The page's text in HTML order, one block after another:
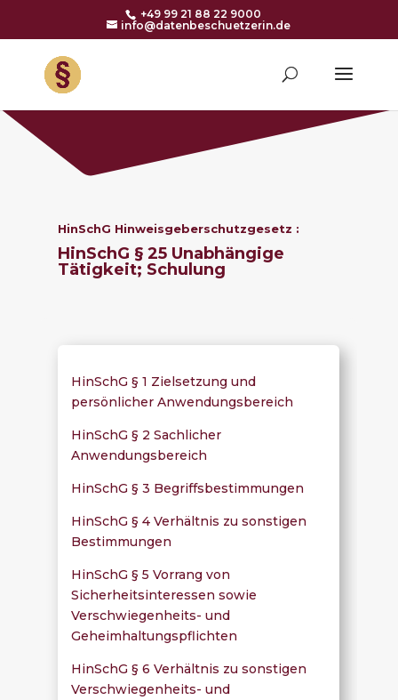
+49 99 21 88 22 9000
info@datenbeschuetzerin.de
HinSchG Hinweisgeberschutzgesetz :
HinSchG § 25 Unabhängige
Tätigkeit; Schulung
HinSchG § 1 Zielsetzung und
persönlicher Anwendungsbereich
HinSchG § 2 Sachlicher
Anwendungsbereich
HinSchG § 3 Begriffsbestimmungen
HinSchG § 4 Verhältnis zu sonstigen
Bestimmungen
HinSchG § 5 Vorrang von
Sicherheitsinteressen sowie
Verschwiegenheits- und
Geheimhaltungspflichten
HinSchG § 6 Verhältnis zu sonstigen
Verschwiegenheits- und